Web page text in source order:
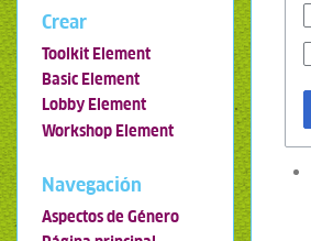
Crear
Toolkit Element
Basic Element
Lobby Element
Workshop Element
Navegación
Aspectos de Género